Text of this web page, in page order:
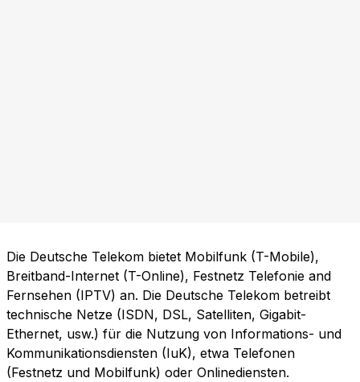
Die Deutsche Telekom bietet Mobilfunk (T-Mobile),
Breitband-Internet (T-Online), Festnetz Telefonie and
Fernsehen (IPTV) an. Die Deutsche Telekom betreibt
technische Netze (ISDN, DSL, Satelliten, Gigabit-
Ethernet, usw.) für die Nutzung von Informations- und
Kommunikationsdiensten (IuK), etwa Telefonen
(Festnetz und Mobilfunk) oder Onlinediensten.